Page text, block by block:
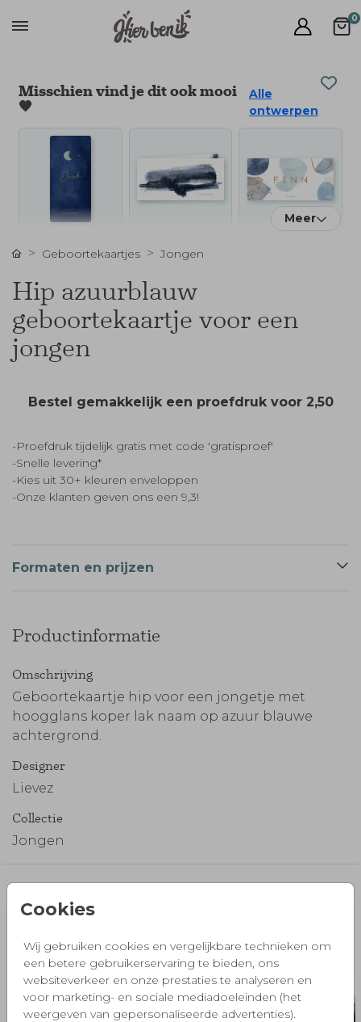
0
Cookies
Wij gebruiken cookies en vergelijkbare technieken om
een betere gebruikerservaring te bieden, ons
websiteverkeer en onze prestaties te analyseren en
voor marketing- en sociale mediadoeleinden (het
weergeven van gepersonaliseerde advertenties).
Misschien vind je dit ook mooi
🧡
Alle
ontwerpen
Meer
Geboortekaartjes Jongen
Hip azuurblauw
geboortekaartje voor een
jongen
Bestel gemakkelijk een proefdruk voor 2,50
-Proefdruk tijdelijk gratis met code 'gratisproef'
-Snelle levering*
-Kies uit 30+ kleuren enveloppen
-Onze klanten geven ons een 9,3!
Formaten en prijzen
Productinformatie
Omschrijving
Geboortekaartje hip voor een jongetje met
hoogglans koper lak naam op azuur blauwe
achtergrond.
Designer
Lievez
Collectie
Jongen